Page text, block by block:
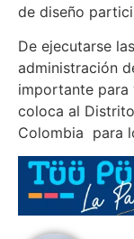
de diseño
De ejecutarse
administración
importante
coloca al
Colombia para